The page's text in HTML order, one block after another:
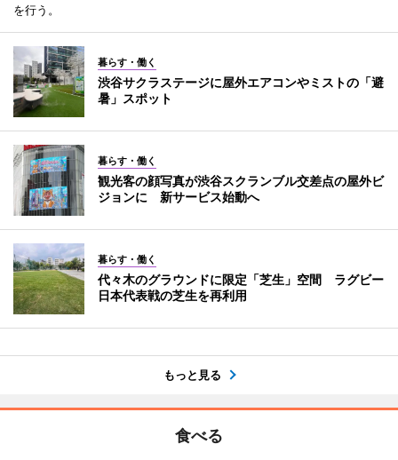
を行う。
暮らす・働く
渋谷サクラステージに屋外エアコンやミストの「避
暑」スポット
暮らす・働く
観光客の顔写真が渋谷スクランブル交差点の屋外ビ
ジョンに 新サービス始動へ
暮らす・働く
代々木のグラウンドに限定「芝生」空間 ラグビー
日本代表戦の芝生を再利用
もっと見る
食べる